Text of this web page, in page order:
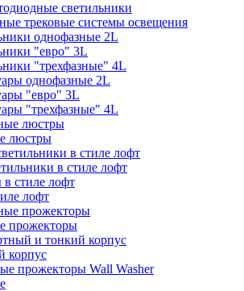
светильники
трековые системы освещения
однофазные 2L
"евро" 3L
"трехфазные" 4L
однофазные 2L
"евро" 3L
"трехфазные" 4L
люстры
в стиле лофт
стиле лофт
лофт
прожекторы
и тонкий корпус
корпус
прожекторы Wall Washer